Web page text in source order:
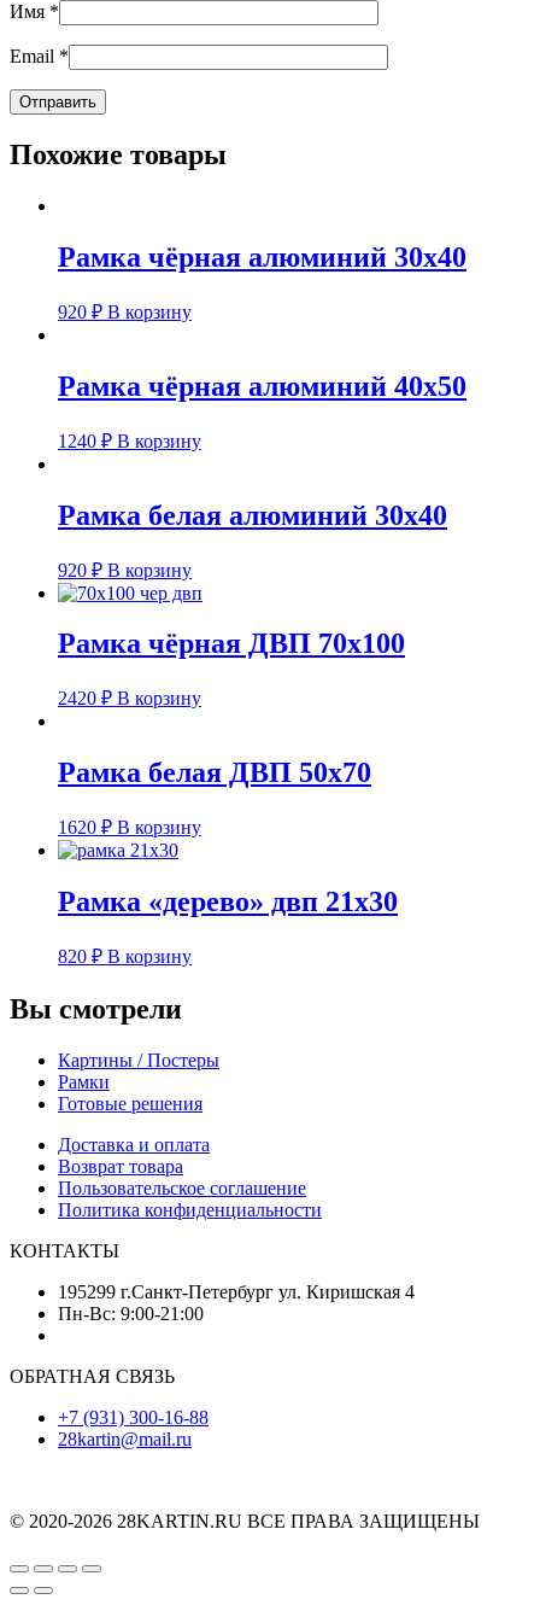
Имя *
Email *
Похожие товары
Рамка чёрная алюминий 30х40
920 ₽ В корзину
Рамка чёрная алюминий 40х50
1240 ₽ В корзину
Рамка белая алюминий 30х40
920 ₽ В корзину
Рамка чёрная ДВП 70х100
2420 ₽ В корзину
Рамка белая ДВП 50х70
1620 ₽ В корзину
Рамка «дерево» двп 21х30
820 ₽ В корзину
Вы смотрели
Картины / Постеры
Рамки
Готовые решения
Доставка и оплата
Возврат товара
Пользовательское соглашение
Политика конфиденциальности
КОНТАКТЫ
195299 г.Санкт-Петербург ул. Киришская 4
Пн-Вс: 9:00-21:00
ОБРАТНАЯ СВЯЗЬ
+7 (931) 300-16-88
28kartin@mail.ru
© 2020-2026 28KARTIN.RU ВСЕ ПРАВА ЗАЩИЩЕНЫ